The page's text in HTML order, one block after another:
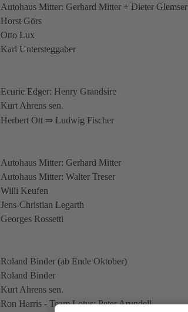
Autohaus Mitter: Gerhard Mitter + Dieter Glemser
Horst Görs
Otto Lux
Karl Untersteggaber
Ecurie Edger: Henry Grandsire
Kurt Ahrens sen.
Herbert Ott ⇒ Ludwig Fischer
Autohaus Mitter: Gerhard Mitter
Autohaus Mitter: Walter Treser
Willi Keufen
Jens-Christian Legarth
Georges Rossetti
Roland Binder (ab Ende Oktober)
Roland Binder
Kurt Ahrens sen.
Ron Harris - Team Lotus: Peter Arundell